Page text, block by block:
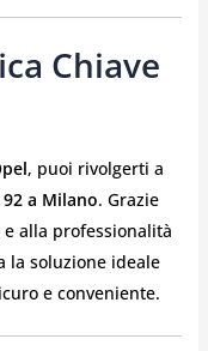
Chiave
, puoi rivolgerti a
a Milano. Grazie
alla professionalità
la soluzione ideale
e conveniente.